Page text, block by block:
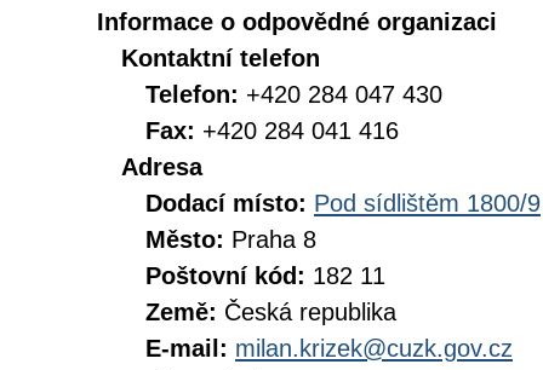
Informace o odpovědné organizaci
Kontaktní telefon
Telefon: +420 284 047 430
Fax: +420 284 041 416
Adresa
Dodací místo: Pod sídlištěm 1800/9
Město: Praha 8
Poštovní kód: 182 11
Země: Česká republika
E-mail: milan.krizek@cuzk.gov.cz